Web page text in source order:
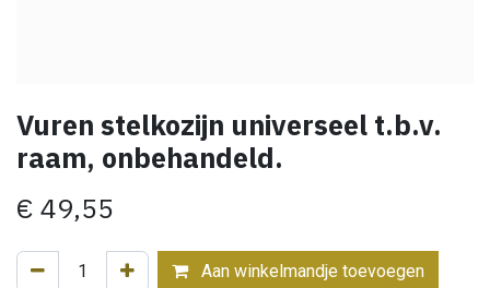
Vuren stelkozijn universeel t.b.v.
raam, onbehandeld.
€ 49,55
Aan winkelmandje toevoegen